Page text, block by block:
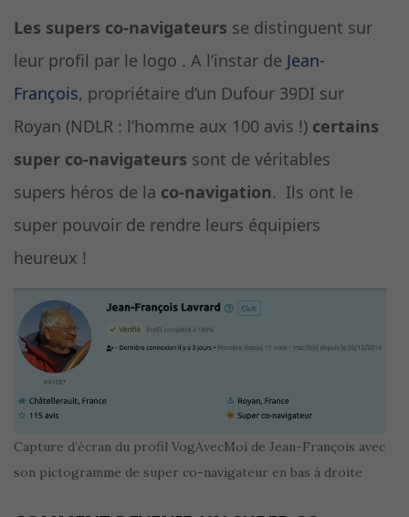
Les supers co-navigateurs se distinguent sur
leur profil par le logo . A l’instar de Jean-
François, propriétaire d’un Dufour 39DI sur
Royan (NDLR : l’homme aux 100 avis !) certains
super co-navigateurs sont de véritables
supers héros de la co-navigation. Ils ont le
super pouvoir de rendre leurs équipiers
heureux !
Capture d’écran du profil VogAvecMoi de Jean-François avec
son pictogramme de super co-navigateur en bas à droite